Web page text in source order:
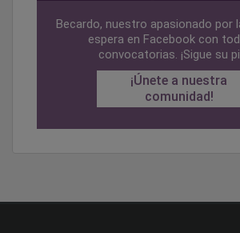
Becardo, nuestro apasionado por
espera en Facebook con
convocatorias. ¡Sigue su
¡Únete a nuestra
comunidad!